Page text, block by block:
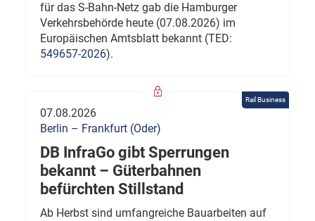
für das S-Bahn-Netz gab die Hamburger
Verkehrsbehörde heute (07.08.2026) im
Europäischen Amtsblatt bekannt (TED:
549657-2026).
Rail Business
07.08.2026
Berlin – Frankfurt (Oder)
DB InfraGo gibt Sperrungen
bekannt – Güterbahnen
befürchten Stillstand
Ab Herbst sind umfangreiche Bauarbeiten auf